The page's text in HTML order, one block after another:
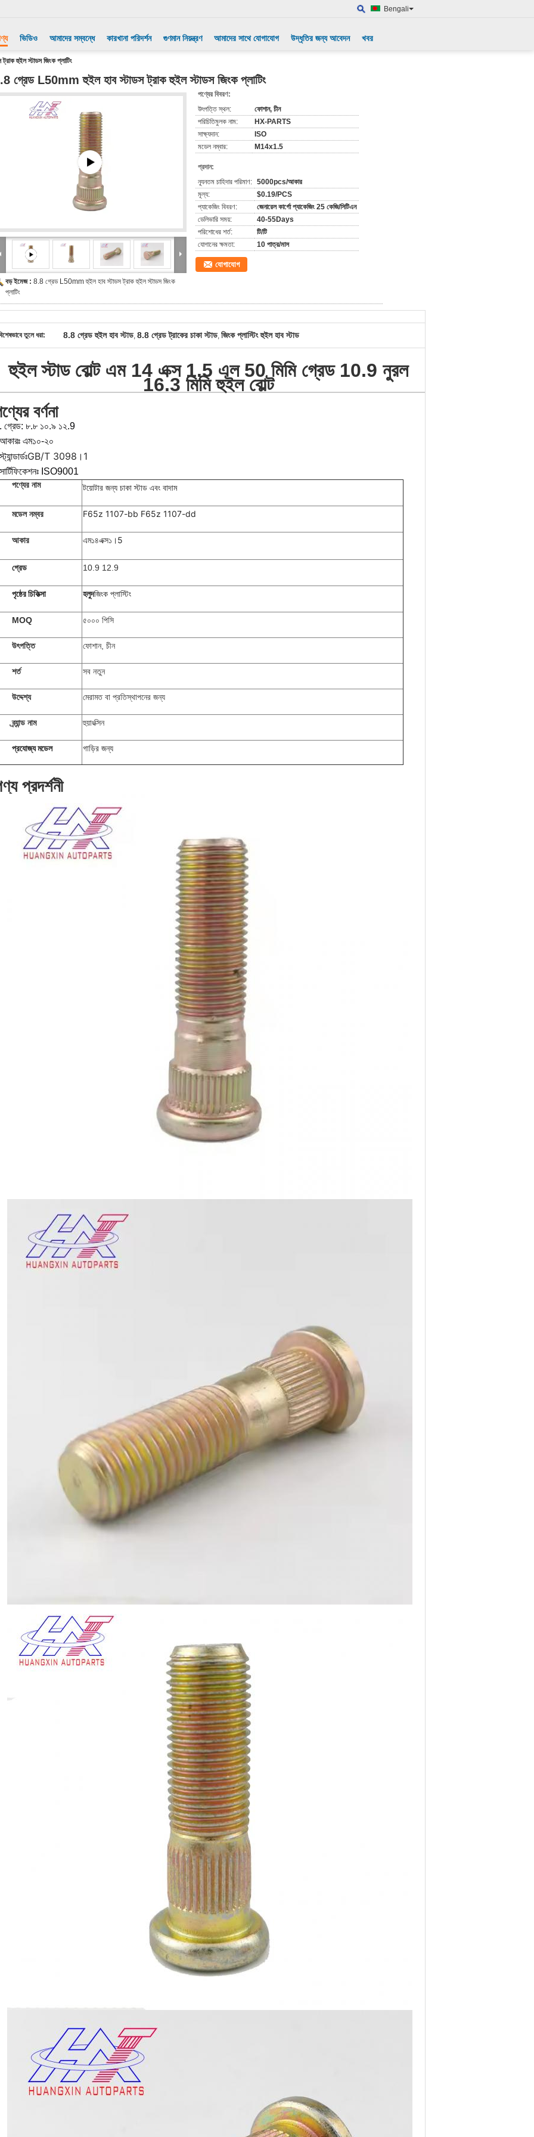
Bengali
ভিডিও আমাদের সম্বন্ধে কারখানা পরিদর্শন গুণমান নিয়ন্ত্রণ আমাদের সাথে যোগাযোগ উদ্ধৃতির জন্য আবেদন খবর
হুইল স্টাডস জিংক প্লাটিং
গ্রেড L50mm হুইল হাব স্টাডস ট্রাক হুইল স্টাডস জিংক প্লাটিং
বড় ইমেজ : 8.8 গ্রেড L50mm হুইল হাব স্টাডস ট্রাক হুইল স্টাডস জিংক
প্লাটিং
পণ্যের বিবরণ:
উৎপত্তি স্থল:
ফোশান, চীন
পরিচিতিমুলক নাম:
HX-PARTS
সাক্ষ্যদান:
ISO
মডেল নম্বার:
M14x1.5
প্রদান:
ন্যূনতম চাহিদার পরিমাণ: 5000pcs/আকার
মূল্য:
$0.19/PCS
প্যাকেজিং বিবরণ:
জেনারেল কার্গো প্যাকেজিং 25 কেজি/সিটিএন
ডেলিভারি সময়:
40-55Days
পরিশোধের শর্ত:
টি/টি
যোগানের ক্ষমতা:
10 পাত্র/মাস
যোগাযোগ
তুলে ধরা: 8.8 গ্রেড হুইল হাব স্টাড, 8.8 গ্রেড ট্রাকের চাকা স্টাড, জিংক প্লাস্টিং হুইল হাব স্টাড
হুইল স্টাড বোল্ট এম 14 এক্স 1.5 এল 50 মিমি গ্রেড 10.9 নুরল
16.3 মিমি হুইল বোল্ট
বর্ণনা
গ্রেড: ৮.৮ ১০.৯ ১২.9
এম১০-২০
GB/T 3098।1
ISO9001
পণ্যের নাম টয়োটার জন্য চাকা স্টাড এবং বাদাম
মডেল নম্বর F65z 1107-bb F65z 1107-dd
আকার এম১৪এক্স১।5
গ্রেড 10.9 12.9
পৃষ্ঠের চিকিত্সা হলুদজিংক প্লাস্টিং
MOQ ৫০০০ পিসি
উৎপত্তি ফোশান, চীন
শর্ত সব নতুন
উদ্দেশ্য মেরামত বা প্রতিস্থাপনের জন্য
ব্র্যান্ড নাম হুয়াংক্সিন
প্রযোজ্য মডেল গাড়ির জন্য
প্রদর্শনী